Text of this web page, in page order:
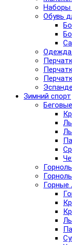
Наборы
Обувь
Одежда
Зимний спорт